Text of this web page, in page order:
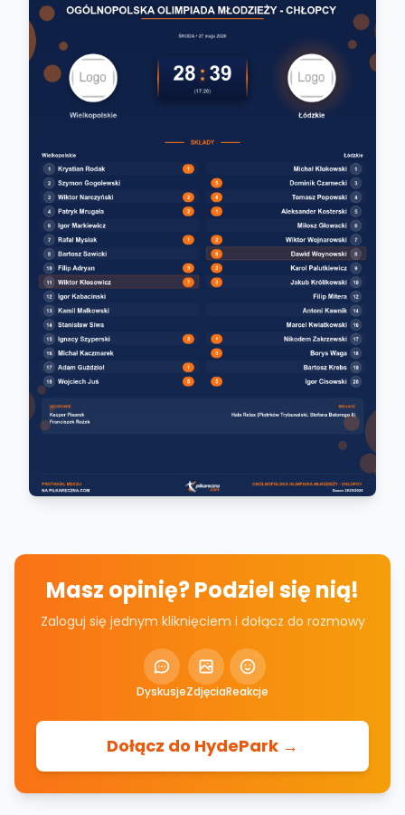
Masz opinię? Podziel się nią!
Zaloguj się jednym kliknięciem i dołącz do rozmowy
DyskusjeZdjęciaReakcje
Dołącz do HydePark →